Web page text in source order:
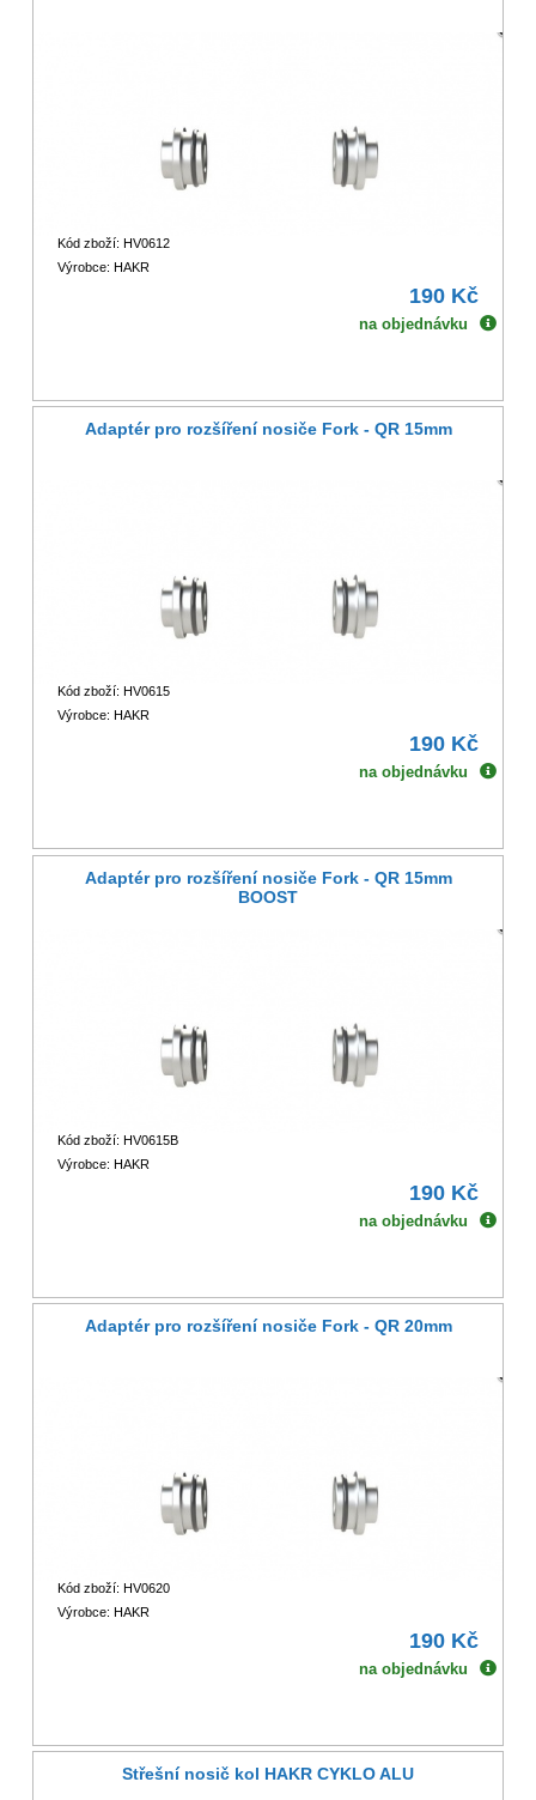
Kód zboží: HV0612
Výrobce: HAKR
190 Kč
na objednávku
Adaptér pro rozšíření nosiče Fork - QR 15mm
Kód zboží: HV0615
Výrobce: HAKR
190 Kč
na objednávku
Adaptér pro rozšíření nosiče Fork - QR 15mm
BOOST
Kód zboží: HV0615B
Výrobce: HAKR
190 Kč
na objednávku
Adaptér pro rozšíření nosiče Fork - QR 20mm
Kód zboží: HV0620
Výrobce: HAKR
190 Kč
na objednávku
Střešní nosič kol HAKR CYKLO ALU